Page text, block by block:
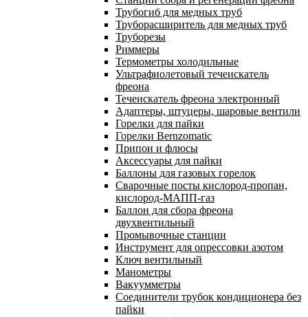
Трубогиб для медных труб
Труборасширитель для медных труб
Труборезы
Риммеры
Термометры холодильные
Ультрафиолетовый течеискатель
фреона
Течеискатель фреона электронный
Адаптеры, штуцеры, шаровые вентили
Горелки для пайки
Горелки Bernzomatic
Припои и флюсы
Аксессуары для пайки
Баллоны для газовых горелок
Сварочные посты кислород-пропан,
кислород-МАПП-газ
Баллон для сбора фреона
двухвентильный
Промывочные станции
Инструмент для опрессовки азотом
Ключ вентильный
Манометры
Вакуумметры
Соединители трубок кондиционера без
пайки